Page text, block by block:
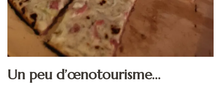
Un peu d’œnotourisme…